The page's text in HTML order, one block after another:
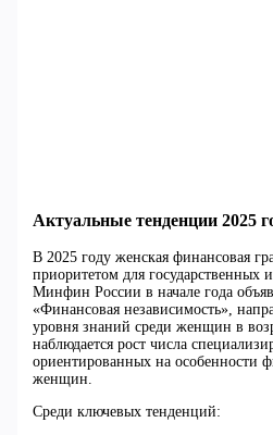
Актуальные тенденции 2025
В 2025 году женская финансовая
приоритетом для государственных
Минфин России в начале года
«Финансовая независимость»,
уровня знаний среди женщин в
наблюдается рост числа
ориентированных на особенности
женщин.
Среди ключевых тенденций: